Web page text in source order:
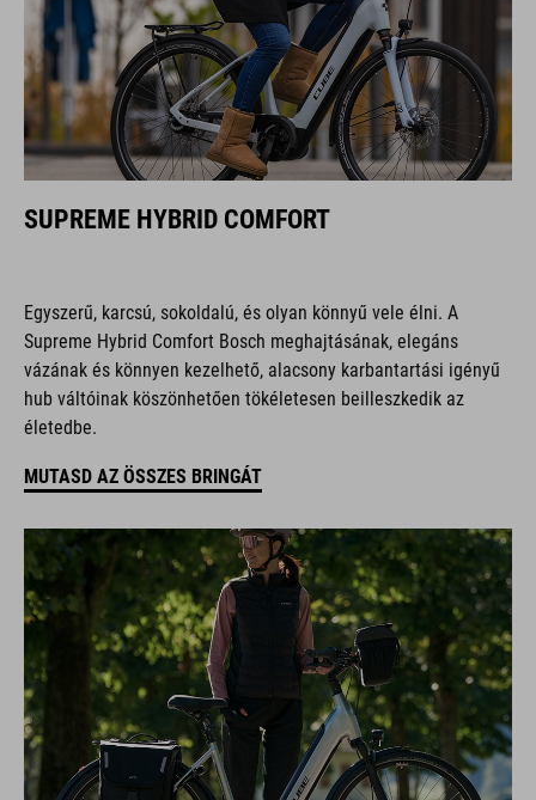
SUPREME HYBRID COMFORT
Egyszerű, karcsú, sokoldalú, és olyan könnyű vele élni. A
Supreme Hybrid Comfort Bosch meghajtásának, elegáns
vázának és könnyen kezelhető, alacsony karbantartási igényű
hub váltóinak köszönhetően tökéletesen beilleszkedik az
életedbe.
MUTASD AZ ÖSSZES BRINGÁT